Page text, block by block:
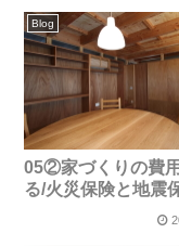
Blog
05②家づくりの費
る/火災保険と地震